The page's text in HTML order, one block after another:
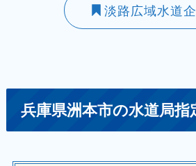
淡路広域水道
兵庫県洲本市の水道局指